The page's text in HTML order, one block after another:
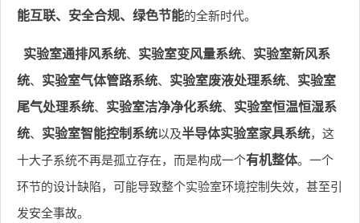
能互联、安全合规、绿色节能的全新时代。
实验室通排风系统、 实验室变风量系统、 实验室新风系
统、 实验室气体管路系统、 实验室废液处理系统、 实验室
尾气处理系统、 实验室洁净净化系统、 实验室恒温恒湿系
统、 实验室智能控制系统以及半导体实验室家具系统，这
十大子系统不再是孤立存在，而是构成一个有机整体。一个
环节的设计缺陷，可能导致整个实验室环境控制失效，甚至引
发安全事故。